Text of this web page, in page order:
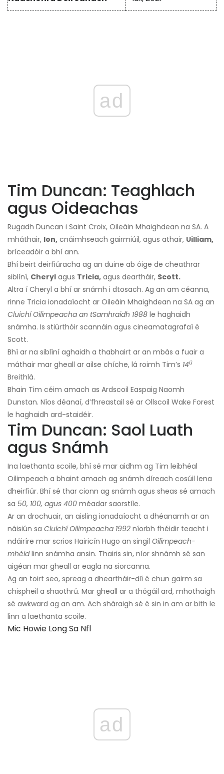
ad
Tim Duncan: Teaghlach
agus Oideachas
Rugadh Duncan i Saint Croix, Oileáin Mhaighdean na SA. A
mháthair, Ion, cnáimhseach gairmiúil, agus athair, Uilliam,
bríceadóir a bhí ann.
Bhí beirt deirfiúracha ag an duine ab óige de cheathrar
siblíní, Cheryl agus Tricia, agus deartháir, Scott.
Altra í Cheryl a bhí ar snámh i dtosach. Ag an am céanna,
rinne Tricia ionadaíocht ar Oileáin Mhaighdean na SA ag an
Cluichí Oilimpeacha an tSamhraidh 1988 le haghaidh
snámha. Is stiúrthóir scannáin agus cineamatagrafaí é
Scott.
Bhí ar na siblíní aghaidh a thabhairt ar an mbás a fuair a
máthair mar gheall ar ailse chíche, lá roimh Tim’s 14ú
Breithlá.
Bhain Tim céim amach as Ardscoil Easpaig Naomh
Dunstan. Níos déanaí, d’fhreastail sé ar Ollscoil Wake Forest
le haghaidh ard-staidéir.
Tim Duncan: Saol Luath
agus Snámh
Ina laethanta scoile, bhí sé mar aidhm ag Tim leibhéal
Oilimpeach a bhaint amach ag snámh díreach cosúil lena
dheirfiúr. Bhí sé thar cionn ag snámh agus sheas sé amach
sa 50, 100, agus 400 méadar saorstíle.
Ar an drochuair, an aisling ionadaíocht a dhéanamh ar an
náisiún sa Cluichí Oilimpeacha 1992 níorbh fhéidir teacht i
ndáiríre mar scrios Hairicín Hugo an singil Oilimpeach-
mhéidlinn snámha ansin. Thairis sin, níor shnámh sé san
aigéan mar gheall ar eagla na siorcanna.
Ag an toirt seo, spreag a dheartháir-dlí é chun gairm sa
chispheil a shaothrú. Mar gheall ar a thógáil ard, mhothaigh
sé awkward ag an am. Ach sháraigh sé é sin in am ar bith le
linn a laethanta scoile.
Mic Howie Long Sa Nfl
ad